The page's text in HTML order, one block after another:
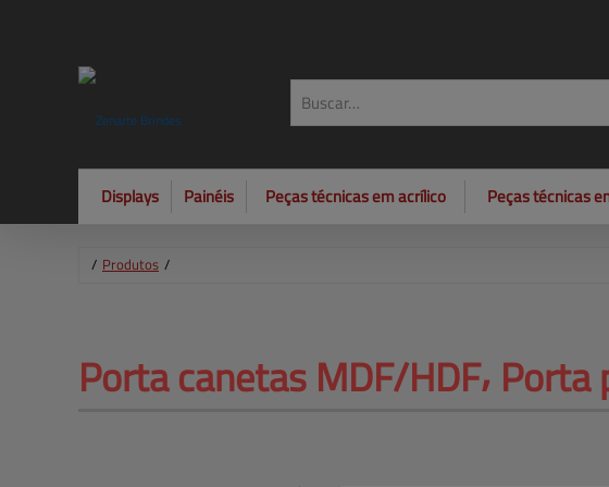
Displays Painéis Peças técnicas em acrílico Peças técnicas
/ Produtos /
Porta canetas MDF/HDF⸴ Porta